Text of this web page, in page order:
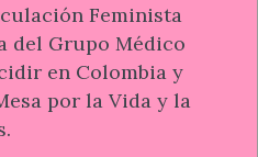
Feminista
del Grupo Médico
en Colombia y
por la Vida y la